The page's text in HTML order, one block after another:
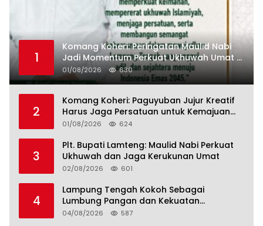
1
Komang Koheri: Peringatan Maulid Nabi
Jadi Momentum Perkuat Ukhuwah Umat di
Lampung Tengah
01/08/2026 630
2
Komang Koheri: Paguyuban Jujur Kreatif
Harus Jaga Persatuan untuk Kemajuan
Lampung Tengah
01/08/2026 624
3
Plt. Bupati Lamteng: Maulid Nabi Perkuat
Ukhuwah dan Jaga Kerukunan Umat
02/08/2026 601
4
Lampung Tengah Kokoh Sebagai
Lumbung Pangan dan Kekuatan
Perkebunan Lampung, Komang Koheri:
04/08/2026 587